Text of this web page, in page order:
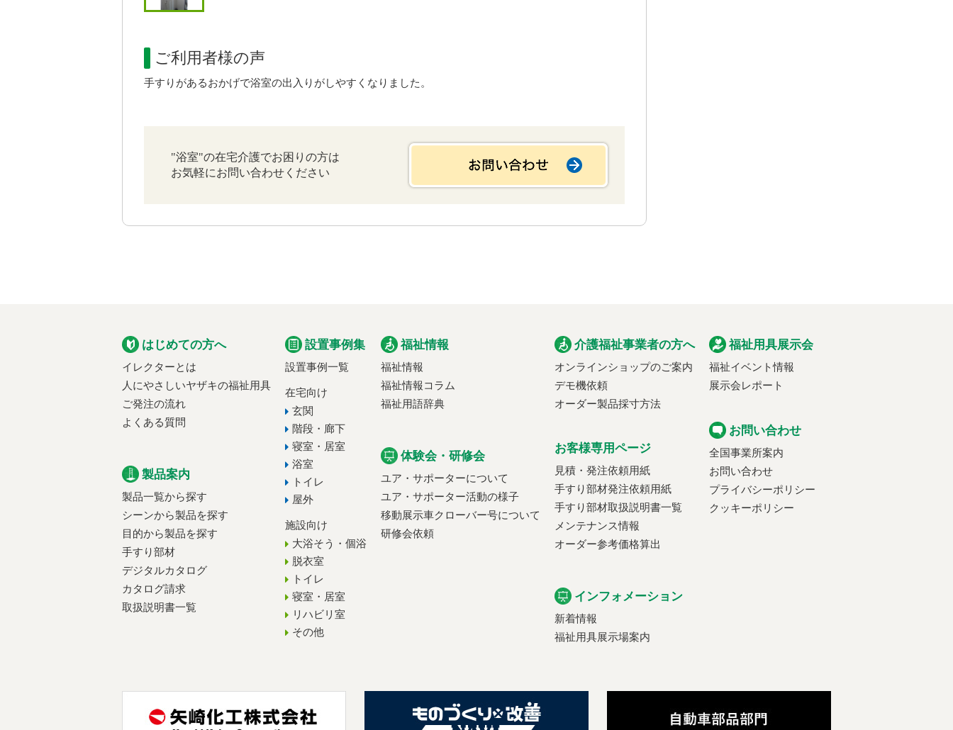
ご利用者様の声
手すりがあるおかげで浴室の出入りがしやすくなりました。
"浴室"の在宅介護でお困りの方は
お気軽にお問い合わせください
はじめての方へ
イレクターとは
人にやさしいヤザキの福祉用具
ご発注の流れ
よくある質問
製品案内
製品一覧から探す
シーンから製品を探す
目的から製品を探す
手すり部材
デジタルカタログ
カタログ請求
取扱説明書一覧
設置事例集
設置事例一覧
在宅向け
玄関
階段・廊下
寝室・居室
浴室
トイレ
屋外
施設向け
大浴そう・個浴
脱衣室
トイレ
寝室・居室
リハビリ室
その他
福祉情報
福祉情報
福祉情報コラム
福祉用語辞典
体験会・研修会
ユア・サポーターについて
ユア・サポーター活動の様子
移動展示車クローバー号について
研修会依頼
介護福祉事業者の方へ
オンラインショップのご案内
デモ機依頼
オーダー製品採寸方法
お客様専用ページ
見積・発注依頼用紙
手すり部材発注依頼用紙
手すり部材取扱説明書一覧
メンテナンス情報
オーダー参考価格算出
インフォメーション
新着情報
福祉用具展示場案内
福祉用具展示会
福祉イベント情報
展示会レポート
お問い合わせ
全国事業所案内
お問い合わせ
プライバシーポリシー
クッキーポリシー